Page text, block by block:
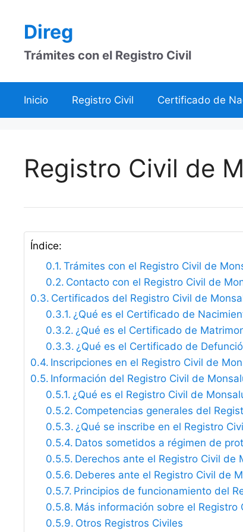
contenidoDireg
Trámites con el Registro Civil
Inicio Registro Civil Certificado de
Registro Civil de
Índice:
Trámites con el Registro Civil de
Contacto con el Registro Civil de
Certificados del Registro Civil de
¿Qué es el Certificado de
¿Qué es el Certificado de
¿Qué es el Certificado de
Inscripciones en el Registro Civil de
Información del Registro Civil de
¿Qué es el Registro Civil de
Competencias generales del
¿Qué se inscribe en el Registro
Datos sometidos a régimen de
Derechos ante el Registro Civil de
Deberes ante el Registro Civil de
Principios de funcionamiento del
Más información sobre el Registro
Otros Registros Civiles